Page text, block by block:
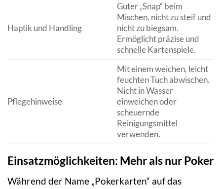
Haptik und Handling
Guter „Snap“ beim
Mischen, nicht zu steif und
nicht zu biegsam.
Ermöglicht präzise und
schnelle Kartenspiele.
Pflegehinweise
Mit einem weichen, leicht
feuchten Tuch abwischen.
Nicht in Wasser
einweichen oder
scheuernde
Reinigungsmittel
verwenden.
Einsatzmöglichkeiten: Mehr als nur Poker
Während der Name „Pokerkarten“ auf das